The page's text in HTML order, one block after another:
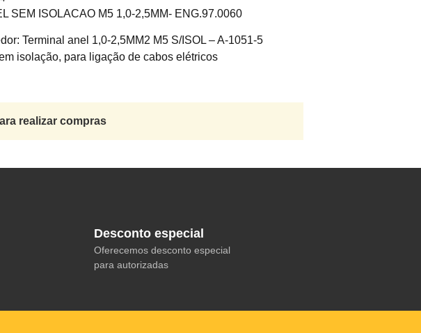
SEM ISOLACAO M5 1,0-2,5MM- ENG.97.0060
Terminal anel 1,0-2,5MM2 M5 S/ISOL – A-1051-5
isolação, para ligação de cabos elétricos
realizar compras
Desconto especial
Oferecemos desconto especial
para autorizadas